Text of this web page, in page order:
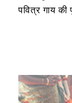
पवित्र गाय की